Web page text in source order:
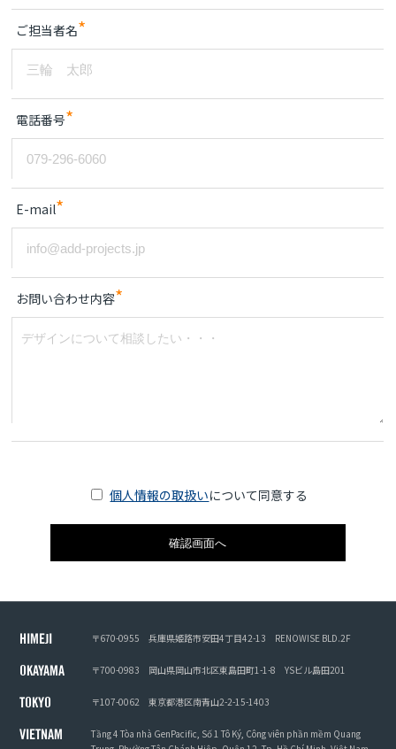
ご担当者名*
電話番号*
E-mail*
お問い合わせ内容*
個人情報の取扱いについて同意する
HIMEJI 〒670-0955 兵庫県姫路市安田4丁目42-13 RENOWISE BLD.2F
OKAYAMA 〒700-0983 岡山県岡山市北区東島田町1-1-8 YSビル島田201
TOKYO 〒107-0062 東京都港区南青山2-2-15-1403
VIETNAM
Tầng 4 Tòa nhà GenPacific, Số 1 Tô Ký, Công viên phần mềm Quang